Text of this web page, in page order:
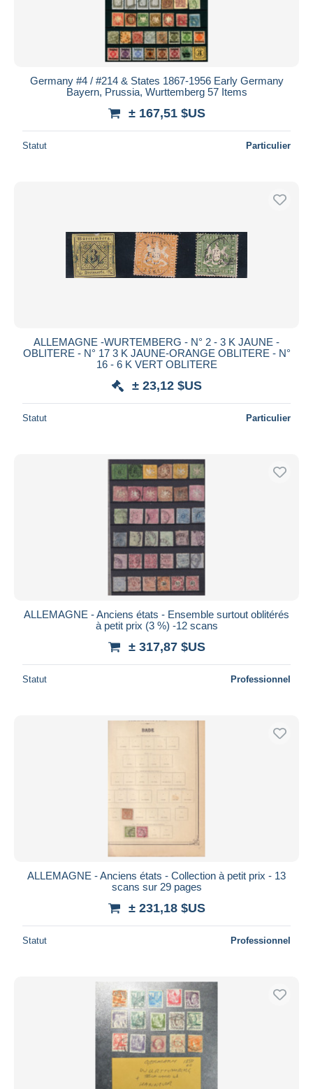
Germany #4 / #214 & States 1867-1956 Early Germany
Bayern, Prussia, Wurttemberg 57 Items
± 167,51 $US
Statut Particulier
ALLEMAGNE -WURTEMBERG - N° 2 - 3 K JAUNE -
OBLITERE - N° 17 3 K JAUNE-ORANGE OBLITERE - N°
16 - 6 K VERT OBLITERE
± 23,12 $US
Statut Particulier
ALLEMAGNE - Anciens états - Ensemble surtout oblitérés
à petit prix (3 %) -12 scans
± 317,87 $US
Statut Professionnel
ALLEMAGNE - Anciens états - Collection à petit prix - 13
scans sur 29 pages
± 231,18 $US
Statut Professionnel